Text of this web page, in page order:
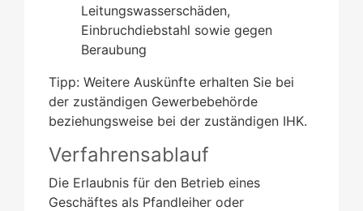
Leitungswasserschäden,
Einbruchdiebstahl sowie gegen
Beraubung
Tipp: Weitere Auskünfte erhalten Sie bei
der zuständigen Gewerbebehörde
beziehungsweise bei der zuständigen IHK.
Verfahrensablauf
Die Erlaubnis für den Betrieb eines
Geschäftes als Pfandleiher oder